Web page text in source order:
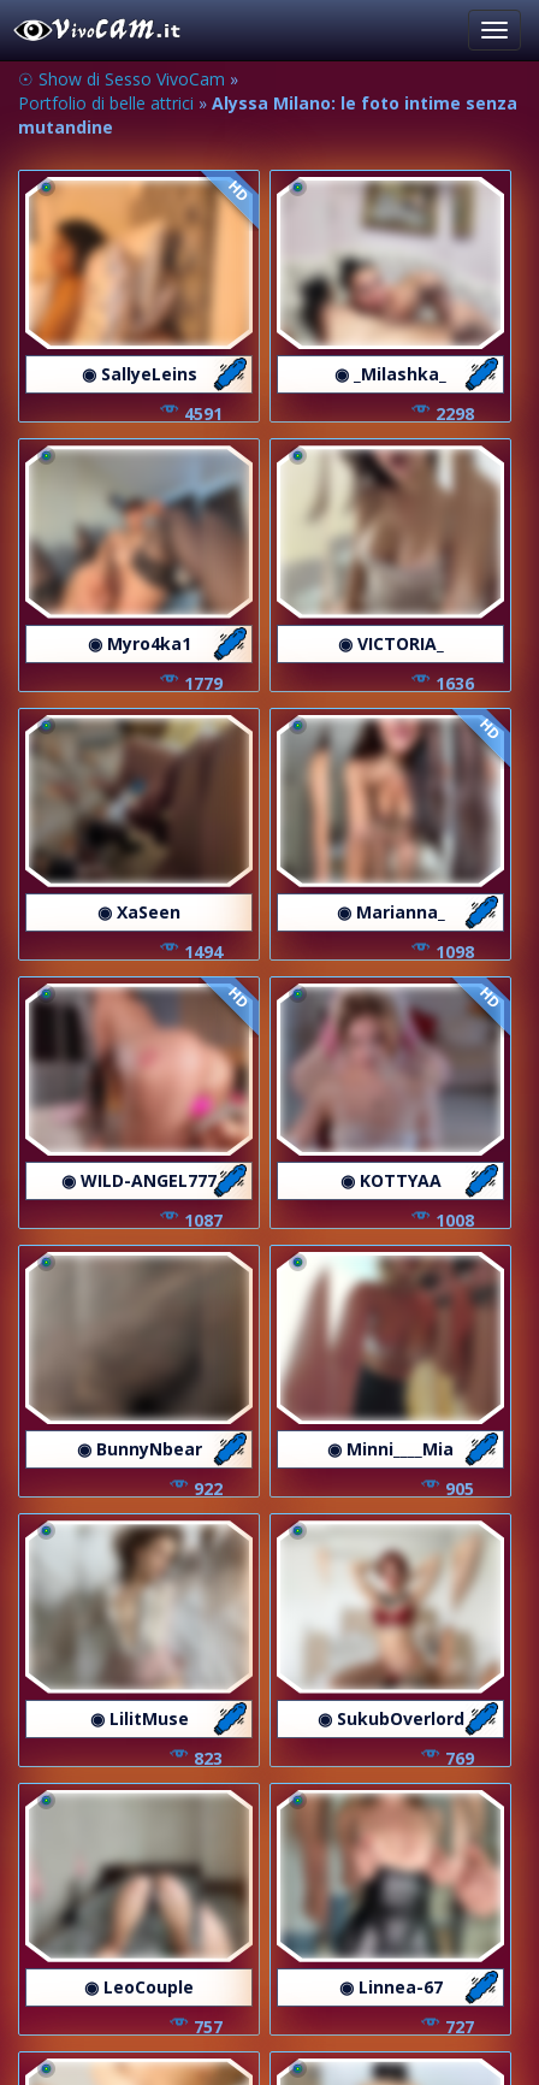
☉ Show di Sesso VivoCam »
Portfolio di belle attrici » Alyssa Milano: le foto intime senza
mutandine
HD
◉ SallyeLeins
4591
◉ _Milashka_
2298
◉ Myro4ka1
1779
◉ VICTORIA_
1636
◉ XaSeen
1494
HD
◉ Marianna_
1098
HD
◉ WILD-ANGEL777
1087
HD
◉ KOTTYAA
1008
◉ BunnyNbear
922
◉ Minni____Mia
905
◉ LilitMuse
823
◉ SukubOverlord
769
◉ LeoCouple
757
◉ Linnea-67
727